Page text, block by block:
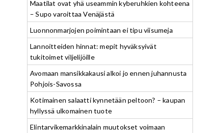
Maatilat ovat yhä useammin kyberuhkien kohteena
– Supo varoittaa Venäjästä
Luonnonmarjojen poimintaan ei tipu viisumeja
Lannoitteiden hinnat: mepit hyväksyivät
tukitoimet viljelijöille
Avomaan mansikkakausi alkoi jo ennen juhannusta
Pohjois-Savossa
Kotimainen salaatti kynnetään peltoon? – kaupan
hyllyssä ulkomainen tuote
Elintarvikemarkkinalain muutokset voimaan